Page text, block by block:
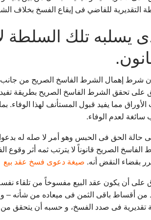
التقديرية للفاضي فى إيقاع الفسخ بخلاف
يسلبه تلك السلطة
شرط إهمال الشرط الفاسخ الصريح من جانب
على تحقق الشرط الفاسخ الصريح بطريقة
مما يفيد قبول المستأنف لهذا
سائغة لعدم الوفاء.
حالة الحق فى الحبس وهو أمر لا صله له
الفاسخ الصريح قانوناً لا يترتب ثمه أثر
بقضاء النقض أنه. صيغة دعوى فسخ عقد بيع
على أن يكون عقد البيع مفسوخاً من تلقاء
أقساط باقى الثمن فى ميعاده من شأنه –
تقديرية فى صدد الفسخ، و حسبه أن يتحقق